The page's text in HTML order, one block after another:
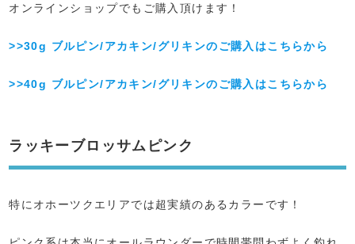
オンラインショップでもご購入頂けます！
>>30g ブルピン/アカキン/グリキンのご購入はこちらから
>>40g ブルピン/アカキン/グリキンのご購入はこちらから
ラッキーブロッサムピンク
特にオホーツクエリアでは超実績のあるカラーです！